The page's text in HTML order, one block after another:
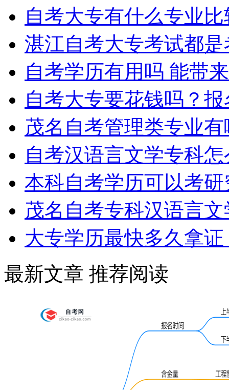
自考大专有什么专业
湛江自考大专考试都
自考学历有用吗 能带
自考大专要花钱吗？
茂名自考管理类专业
自考汉语言文学专科
本科自考学历可以考
茂名自考专科汉语言
大专学历最快多久拿证
最新文章 推荐阅读